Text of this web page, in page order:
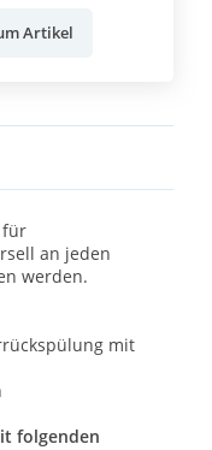
Artikel
für
an jeden
werden.
mit
folgenden